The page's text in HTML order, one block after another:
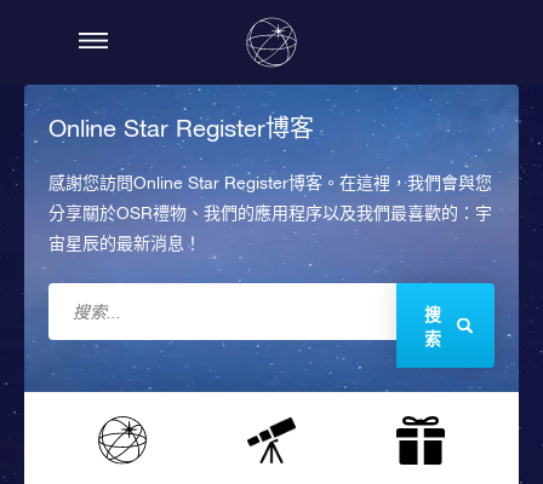
Online Star Register博客
感謝您訪問Online Star Register博客。在這裡，我們會與您
分享關於OSR禮物、我們的應用程序以及我們最喜歡的：宇
宙星辰的最新消息！
搜
索